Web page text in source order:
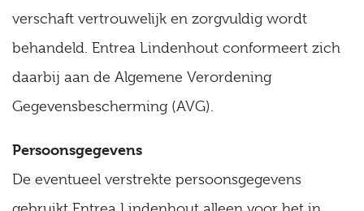
verschaft vertrouwelijk en zorgvuldig wordt
behandeld. Entrea Lindenhout conformeert zich
daarbij aan de Algemene Verordening
Gegevensbescherming (AVG).
Persoonsgegevens
De eventueel verstrekte persoonsgegevens